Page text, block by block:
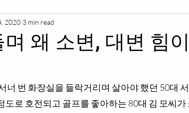
왜 소변, 대변 힘
2020 3 min read
너 번 화장실을 들락거리며 살아야 했던 50대
도로 호전되고 골프를 좋아하는 80대 김 모씨